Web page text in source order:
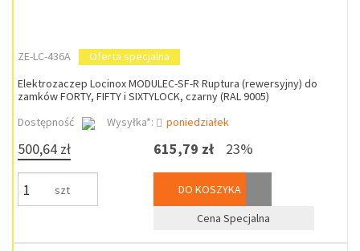
ZE-LC-436A
Oferta specjalna
Elektrozaczep Locinox MODULEC-SF-R Ruptura (rewersyjny) do
zamków FORTY, FIFTY i SIXTYLOCK, czarny (RAL 9005)
Dostępność
Wysyłka*: poniedziałek
500,64 zł
szt
615,79 zł 23%
DO KOSZYKA
Cena Specjalna